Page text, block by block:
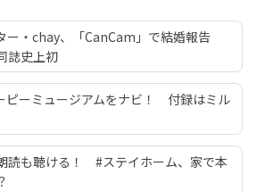
ー・chay、「CanCam」で結婚報告
誌史上初
ピーミュージアムをナビ！ 付録はミル
読も聴ける！ #ステイホーム、家で本